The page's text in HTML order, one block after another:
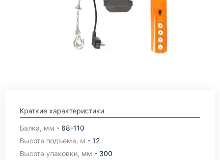
Краткие характеристики
Балка, мм - 68-110
Высота подъема, м - 12
Высота упаковки, мм - 300